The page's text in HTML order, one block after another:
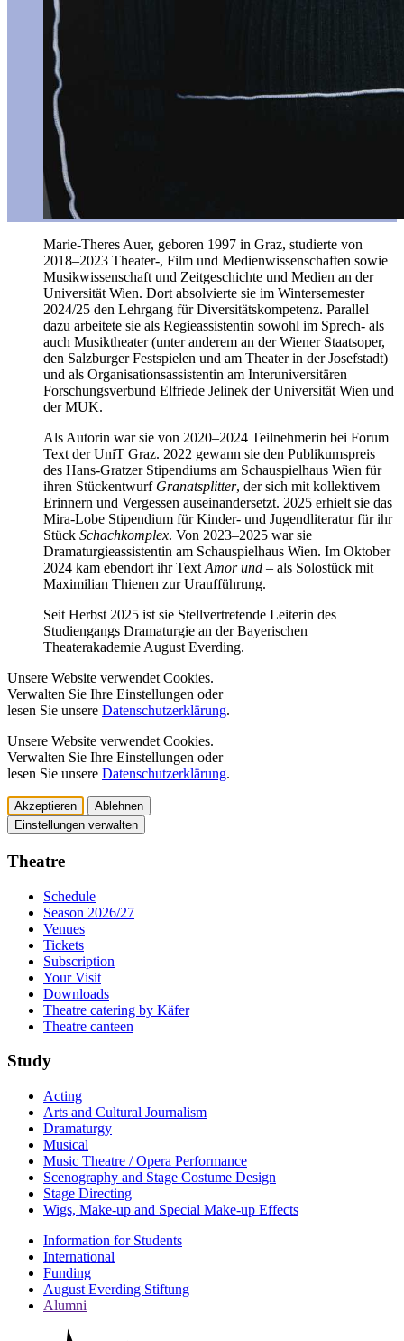
Marie-Theres Auer, geboren 1997 in Graz, studierte von
2018–2023 Theater-, Film und Medienwissenschaften sowie
Musikwissenschaft und Zeitgeschichte und Medien an der
Universität Wien. Dort absolvierte sie im Wintersemester
2024/25 den Lehrgang für Diversitätskompetenz. Parallel
dazu arbeitete sie als Regieassistentin sowohl im Sprech- als
auch Musiktheater (unter anderem an der Wiener Staatsoper,
den Salzburger Festspielen und am Theater in der Josefstadt)
und als Organisationsassistentin am Interuniversitären
Forschungsverbund Elfriede Jelinek der Universität Wien und
der MUK.
Als Autorin war sie von 2020–2024 Teilnehmerin bei Forum
Text der UniT Graz. 2022 gewann sie den Publikumspreis
des Hans-Gratzer Stipendiums am Schauspielhaus Wien für
ihren Stückentwurf Granatsplitter, der sich mit kollektivem
Erinnern und Vergessen auseinandersetzt. 2025 erhielt sie das
Mira-Lobe Stipendium für Kinder- und Jugendliteratur für ihr
Stück Schachkomplex. Von 2023–2025 war sie
Dramaturgieassistentin am Schauspielhaus Wien. Im Oktober
2024 kam ebendort ihr Text Amor und – als Solostück mit
Maximilian Thienen zur Uraufführung.
Seit Herbst 2025 ist sie Stellvertretende Leiterin des
Studiengangs Dramaturgie an der Bayerischen
Theaterakademie August Everding.
Unsere Website verwendet Cookies.
Verwalten Sie Ihre Einstellungen oder
lesen Sie unsere Datenschutzerklärung.
Unsere Website verwendet Cookies.
Verwalten Sie Ihre Einstellungen oder
lesen Sie unsere Datenschutzerklärung.
Akzeptieren
Ablehnen
Einstellungen verwalten
Theatre
Schedule
Season 2026/27
Venues
Tickets
Subscription
Your Visit
Downloads
Theatre catering by Käfer
Theatre canteen
Study
Acting
Arts and Cultural Journalism
Dramaturgy
Musical
Music Theatre / Opera Performance
Scenography and Stage Costume Design
Stage Directing
Wigs, Make-up and Special Make-up Effects
Information for Students
International
Funding
August Everding Stiftung
Alumni